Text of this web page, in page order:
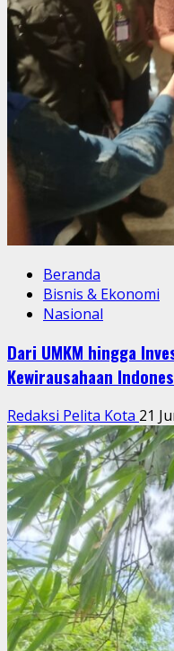
Beranda
Bisnis & Ekonomi
Nasional
Dari UMKM hingga
Kewirausahaan
Redaksi Pelita Kota 21